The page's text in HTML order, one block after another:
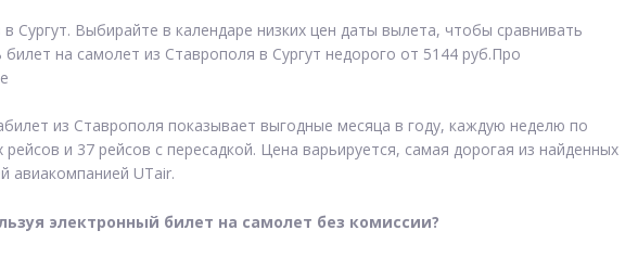
Сургут. Выбирайте в календаре низких цен даты вылета, чтобы сравнивать
билет на самолет из Ставрополя в Сургут недорого от 5144 руб.Про
из Ставрополя показывает выгодные месяца в году, каждую неделю по
и 37 рейсов с пересадкой. Цена варьируется, самая дорогая из найденных
авиакомпанией UTair.
электронный билет на самолет без комиссии?